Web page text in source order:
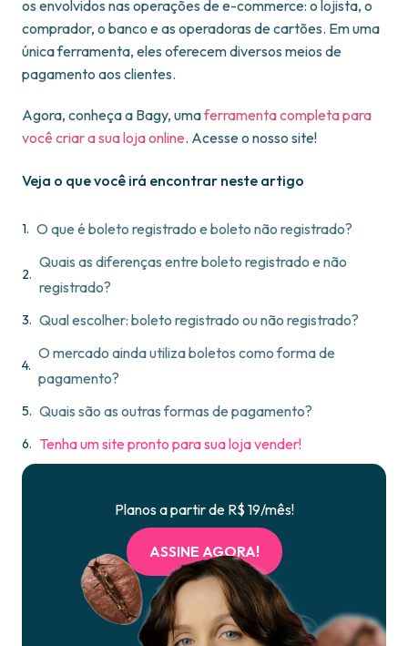
os envolvidos nas operações de e-commerce: o lojista, o
comprador, o banco e as operadoras de cartões. Em uma
única ferramenta, eles oferecem diversos meios de
pagamento aos clientes.
Agora, conheça a Bagy, umaferramenta completa para
você criar a sua loja online. Acesse o nosso site!
Veja o que você irá encontrar neste artigo
O que é boleto registrado e boleto não registrado?
Quais as diferenças entre boleto registrado e não
registrado?
Qual escolher: boleto registrado ou não registrado?
O mercado ainda utiliza boletos como forma de
pagamento?
Quais são as outras formas de pagamento?
Tenha um site pronto para sua loja vender!
Planos a partir de R$ 19/mês!
ASSINE AGORA!